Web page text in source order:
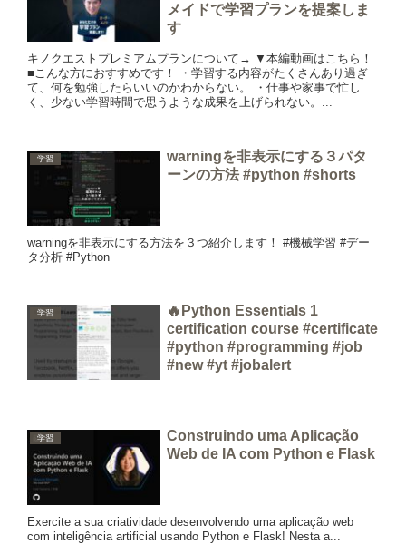
メイドで学習プランを提案しま
す
キノクエストプレミアムプランについて→ ▼本編動画はこちら！
■こんな方におすすめです！ ・学習する内容がたくさんあり過ぎ
て、何を勉強したらいいのかわからない。 ・仕事や家事で忙し
く、少ない学習時間で思うような成果を上げられない。...
学習
warningを非表示にする３パタ
ーンの方法 #python #shorts
warningを非表示にする方法を３つ紹介します！ #機械学習 #デー
タ分析 #Python
学習
🔥Python Essentials 1
certification course #certificate
#python #programming #job
#new #yt #jobalert
学習
Construindo uma Aplicação
Web de IA com Python e Flask
Exercite a sua criatividade desenvolvendo uma aplicação web
com inteligência artificial usando Python e Flask! Nesta a...